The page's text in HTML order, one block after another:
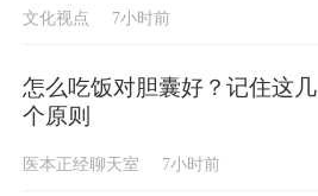
文化视点 7小时前
怎么吃饭对胆囊好？记住这几
个原则
医本正经聊天室 7小时前